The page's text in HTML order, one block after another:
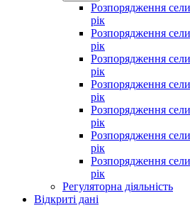
Розпорядження
рік
Розпорядження
рік
Розпорядження
рік
Розпорядження
рік
Розпорядження
рік
Розпорядження
рік
Розпорядження
рік
Регуляторна діяльність
Відкриті дані